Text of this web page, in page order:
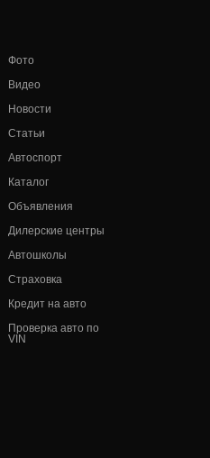
Фото
Видео
Новости
Статьи
Автоспорт
Каталог
Объявления
Дилерские центры
Автошколы
Страховка
Кредит на авто
Проверка авто по
VIN